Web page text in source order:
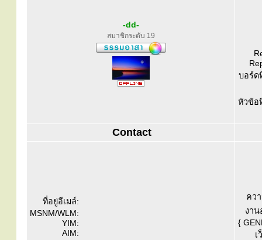
-dd-
สมาชิกระดับ 19
บอร์ด
หัวข้อ
Contact
ที่อยู่อีเมล์:
MSNM/WLM:
YIM:
AIM:
คว
งาน
{
เ